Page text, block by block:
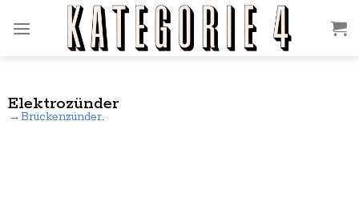
Inhalt
Elektrozünder
→Brückenzünder.